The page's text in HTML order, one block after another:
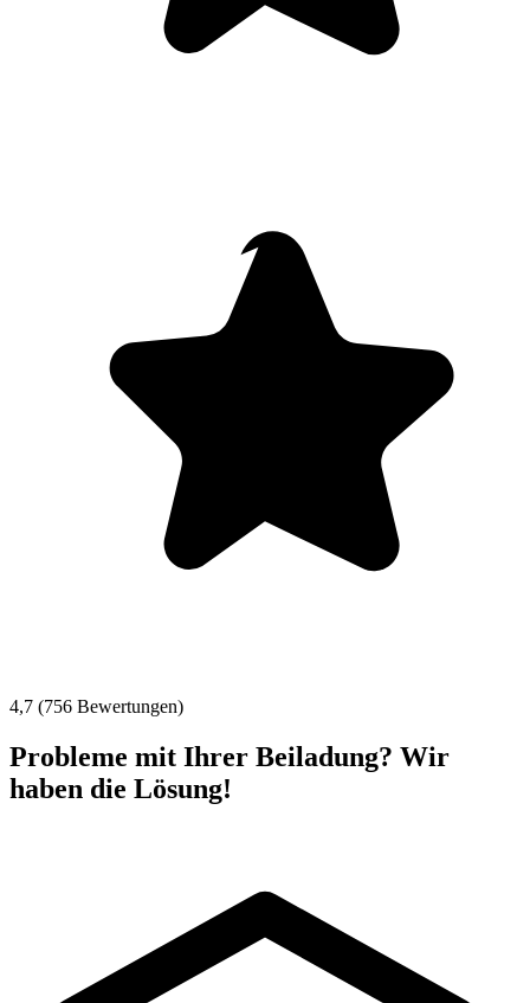
4,7 (756 Bewertungen)
Probleme mit Ihrer Beiladung? Wir
haben die Lösung!